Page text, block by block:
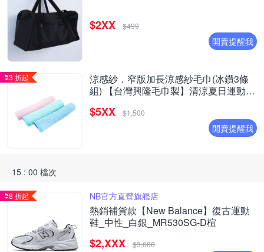
$2XX $499
開賣提醒我
3 折起
涼感紗．窄版加長涼感紗毛巾(冰鑽3條
組) 【台灣興隆毛巾製】清涼夏日運動必
$5XX $1,500
開賣提醒我
15 : 00 檔次
8 折起 NB官方直營旗艦店
熱銷補貨款【New Balance】復古運動
鞋_中性_白銀_MR530SG-D楦
$2,XXX $3,080